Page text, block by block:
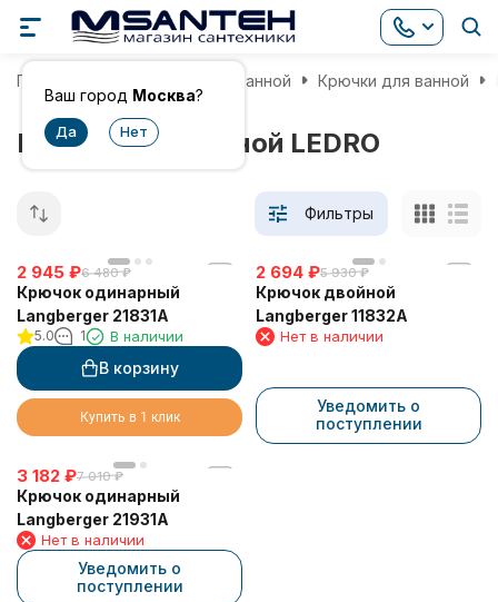
Ваш город Москва?
Главная Аксессуары для ванной Крючки для ванной
Крючки для ванной LEDRO
Фильтры
2 945 ₽6 480 ₽
Крючок одинарный
Langberger 21831A
5.0 1 В наличии
В корзину
Купить в 1 клик
2 694 ₽5 930 ₽
Крючок двойной
Langberger 11832A
Нет в наличии
Уведомить о
поступлении
3 182 ₽7 010 ₽
Крючок одинарный
Langberger 21931A
Нет в наличии
Уведомить о
поступлении